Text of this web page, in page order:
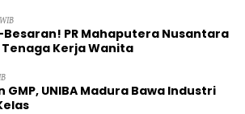
PR Mahaputera Nusantara
Kerja Wanita
UNIBA Madura Bawa Industri